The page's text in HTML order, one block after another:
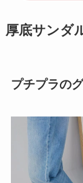
厚底サンダ
プチプラの